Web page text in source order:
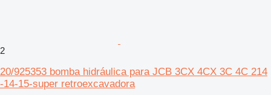
2
20/925353 bomba hidráulica para JCB 3CX 4CX 3C 4C 214
-14-15-super retroexcavadora